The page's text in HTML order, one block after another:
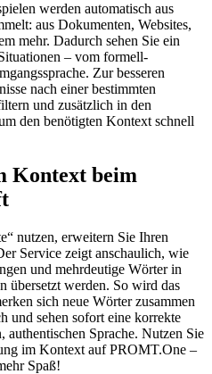
werden automatisch aus
aus Dokumenten, Websites,
mehr. Dadurch sehen Sie ein
– vom formell-
Zur besseren
nach einer bestimmten
und zusätzlich in den
den benötigten Kontext schnell
Kontext beim
nutzen, erweitern Sie Ihren
Service zeigt anschaulich, wie
und mehrdeutige Wörter in
übersetzt werden. So wird das
sich neue Wörter zusammen
und sehen sofort eine korrekte
authentischen Sprache. Nutzen Sie
im Kontext auf PROMT.One –
Spaß!